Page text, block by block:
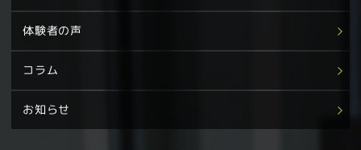
体験者の声
コラム
お知らせ